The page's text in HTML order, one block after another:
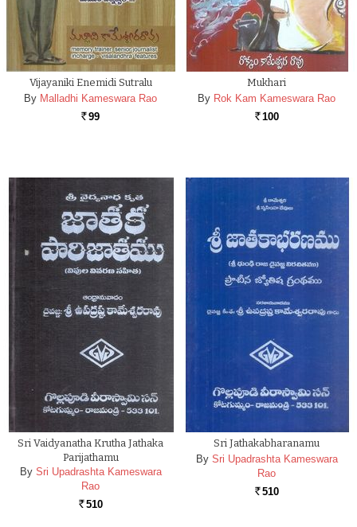
Vijayaniki Enemidi Sutralu
By Malladhi Kameswara Rao
Rs. 99
Mukhari
By Rok Kam Kameswara Rao
Rs. 100
Sri Vaidyanatha Krutha Jathaka
Parijathamu
By Sri Upadrashta Kameswara
Rao
Rs. 510
Sri Jathakabharanamu
By Sri Upadrashta Kameswara
Rao
Rs. 510